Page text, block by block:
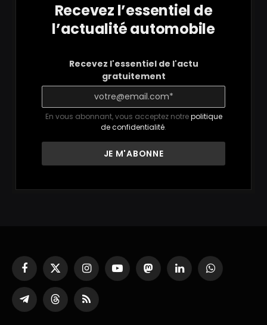
Recevez l’essentiel de
l’actualité automobile
Recevez l'essentiel de l'actu
gratuitement
En vous abonnant, vous acceptez notrepolitique
de confidentialité.
Facebook
X
(Twitter)
InstagramYouTubeMastodonLinkedInWhatsApp
Partager
sur
ThreadsRSS